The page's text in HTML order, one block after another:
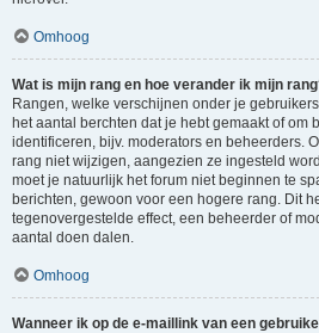
Omhoog
Wat is mijn rang en hoe verander ik mijn
Rangen, welke verschijnen onder je
het aantal berchten dat je hebt gemaakt of om
identificeren, bijv. moderators en beheerders.
rang niet wijzigen, aangezien ze ingesteld
moet je natuurlijk het forum niet beginnen te
berichten, gewoon voor een hogere rang. Dit
tegenovergestelde effect, een beheerder of
aantal doen dalen.
Omhoog
Wanneer ik op de e-maillink van een